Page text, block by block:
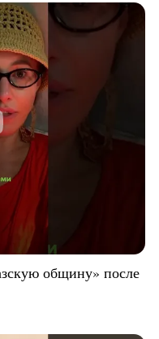
общину» после